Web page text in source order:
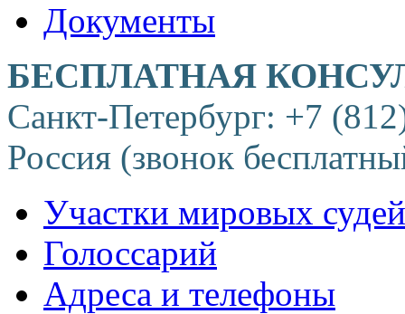
Документы
БЕСПЛАТНАЯ
Санкт-Петербург: +7
Россия (звонок
Участки мировых судей
Голоссарий
Адреса и телефоны